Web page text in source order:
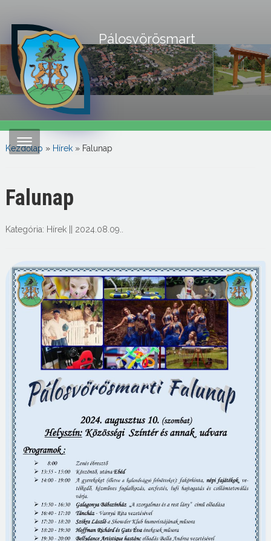
Pálosvörösmart
Kezdőlap » Hírek» Falunap
Falunap
Kategória: Hírek|| 2024.08.09.